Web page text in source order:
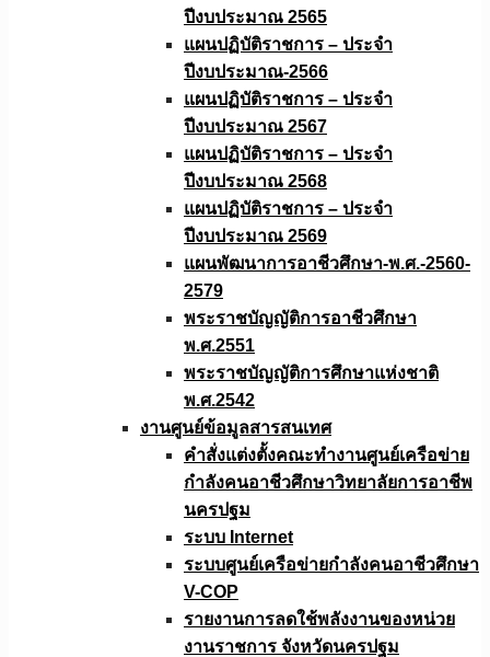
ปีงบประมาณ 2565
แผนปฏิบัติราชการ – ประจำ
ปีงบประมาณ-2566
แผนปฏิบัติราชการ – ประจำ
ปีงบประมาณ 2567
แผนปฏิบัติราชการ – ประจำ
ปีงบประมาณ 2568
แผนปฏิบัติราชการ – ประจำ
ปีงบประมาณ 2569
แผนพัฒนาการอาชีวศึกษา-พ.ศ.-2560-
2579
พระราชบัญญัติการอาชีวศึกษา
พ.ศ.2551
พระราชบัญญัติการศึกษาแห่งชาติ
พ.ศ.2542
งานศูนย์ข้อมูลสารสนเทศ
คำสั่งแต่งตั้งคณะทำงานศูนย์เครือข่าย
กำลังคนอาชีวศึกษาวิทยาลัยการอาชีพ
นครปฐม
ระบบ Internet
ระบบศูนย์เครือข่ายกำลังคนอาชีวศึกษา
V-COP
รายงานการลดใช้พลังงานของหน่วย
งานราชการ จังหวัดนครปฐม